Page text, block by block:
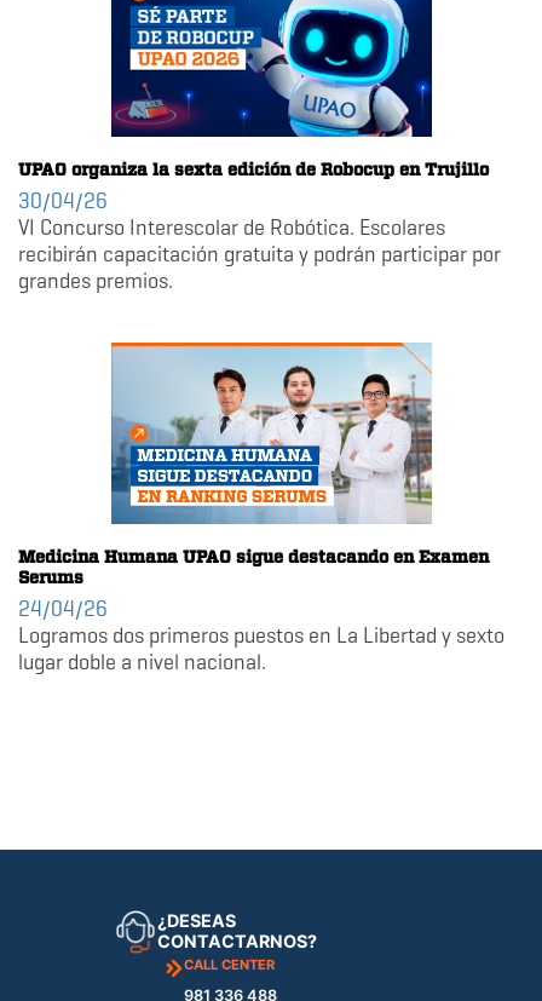
UPAO organiza la sexta edición de Robocup en Trujillo
30/04/26
VI Concurso Interescolar de Robótica. Escolares
recibirán capacitación gratuita y podrán participar por
grandes premios.
Medicina Humana UPAO sigue destacando en Examen
Serums
24/04/26
Logramos dos primeros puestos en La Libertad y sexto
lugar doble a nivel nacional.